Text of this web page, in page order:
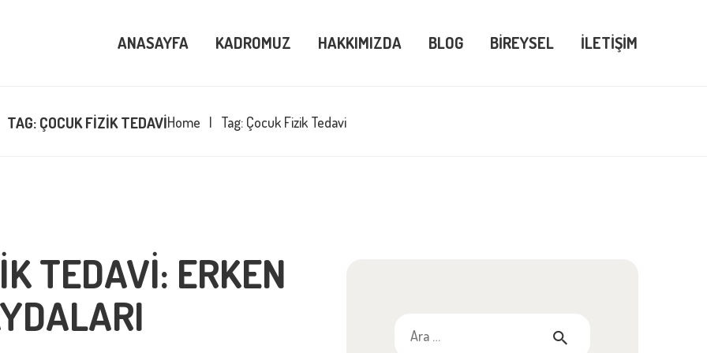
ANASAYFA KADROMUZ HAKKIMIZDA BLOG BIREYSEL İLETIŞIM
TAG: ÇOCUK FIZIK TEDAVIHome Tag: Çocuk Fizik Tedavi
TEDAVI: ERKEN